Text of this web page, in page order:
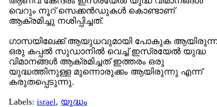
വെറും നൂറ് സെക്കന്‍ഡുകള്‍ കൊണ്ടാണ്
ആക്രമിച്ചു നശിപ്പിച്ചത്.
ഗാസയിലേക്ക് ആയുധവുമായി പോകുക
ഒരു കപ്പല്‍ സുഡാനില്‍ വെച്ച് ഇസ്രയേല്‍ യുദ്ധ
വിമാനങ്ങള്‍ ആക്രമിച്ചത് ഇത്തരം ഒരു
യുദ്ധത്തിനുള്ള മുന്നൊരുക്കം ആയിരുന്നു എന്ന്
കരുതപ്പെടുന്നു.
Labels: israel, യുദ്ധം